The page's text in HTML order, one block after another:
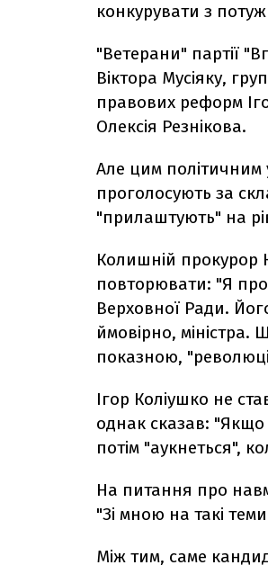
конкурувати з
"Ветерани" партії
Віктора Мусіяку,
правових реформ
Олексія Резнікова.
Але цим
проголосують за
"прилаштують" на
Колишній прокурор
повторювати: "Я
Верховної Ради.
ймовірно,
показною,
Ігор Коліушко не
однак сказав:
потім "аукнеться",
На питання про
"Зі мною на такі
Між тим, саме